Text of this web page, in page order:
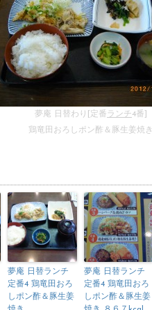
夢庵 日替わり[定番 ランチ4番]
鶏竜田おろしポン酢＆豚生姜焼き
夢庵 日替ランチ
定番4 鶏竜田おろ
しポン酢＆豚生姜
夢庵 日替ランチ
定番4 鶏竜田おろ
しポン酢＆豚生姜